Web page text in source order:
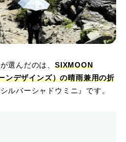
選んだのは、SIXMOON
ンデザインズ）の晴雨兼用の折
ルバーシャドウミニ』です。